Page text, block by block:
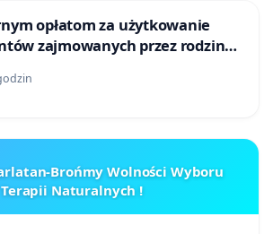
opłatom za użytkowanie
zajmowanych przez rodzinne
Brońmy Wolności Wyboru
Terapii Naturalnych !